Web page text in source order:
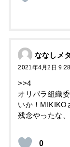
ななしメ
2021年4月2日
>>4
オリパラ組織
いか！MIKIKO
残念やったな
0